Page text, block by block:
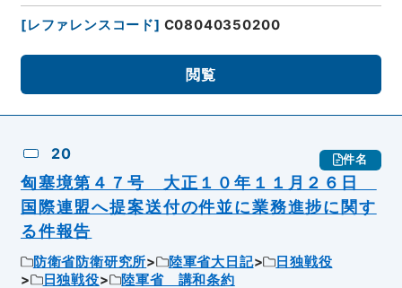
[レファレンスコード] C08040350200
閲覧
20 件名
匈塞境第４７号 大正１０年１１月２６日
国際連盟へ提案送付の件並に業務進捗に関す
る件報告
防衛省防衛研究所 陸軍省大日記
日独戦役
日独戦役
陸軍省 講和条約